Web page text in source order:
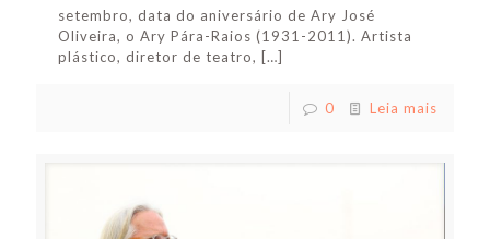
setembro, data do aniversário de Ary José
Oliveira, o Ary Pára-Raios (1931-2011). Artista
plástico, diretor de teatro, […]
0 Leia mais